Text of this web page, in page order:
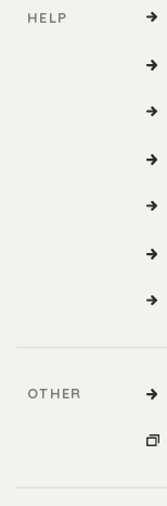
HELP
OTHER